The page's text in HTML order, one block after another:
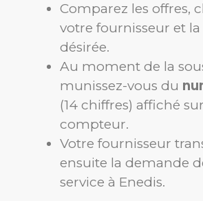
Comparez les offres,
votre fournisseur et
désirée.
Au moment de la
munissez-vous du
(14 chiffres) affiché
compteur.
Votre fournisseur
ensuite la demande
service à Enedis.